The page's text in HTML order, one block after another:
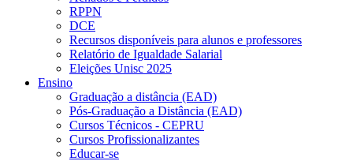
RPPN
DCE
Recursos disponíveis para alunos e professores
Relatório de Igualdade Salarial
Eleições Unisc 2025
Ensino
Graduação a distância (EAD)
Pós-Graduação a Distância (EAD)
Cursos Técnicos - CEPRU
Cursos Profissionalizantes
Educar-se